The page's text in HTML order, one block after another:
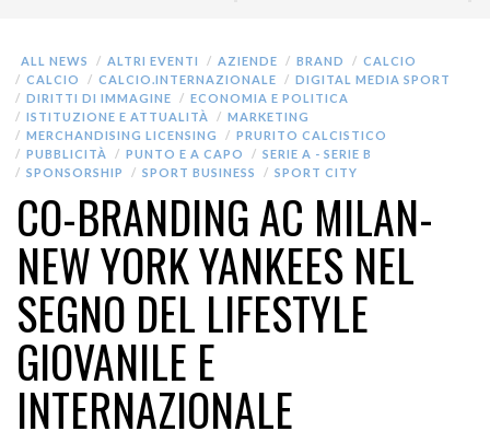
ALL NEWS ALTRI EVENTI AZIENDE BRAND
CALCIO
CALCIO
CALCIO.INTERNAZIONALE
DIGITAL MEDIA SPORT
DIRITTI DI IMMAGINE
ECONOMIA E POLITICA
ISTITUZIONE E ATTUALITÀ
MARKETING
MERCHANDISING LICENSING
PRURITO CALCISTICO
PUBBLICITÀ
PUNTO E A CAPO
SERIE A - SERIE B
SPONSORSHIP
SPORT BUSINESS SPORT CITY
CO-BRANDING AC MILAN-
NEW YORK YANKEES NEL
SEGNO DEL LIFESTYLE
GIOVANILE E
INTERNAZIONALE